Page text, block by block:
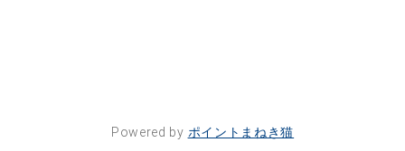
Powered by ポイントまねき猫